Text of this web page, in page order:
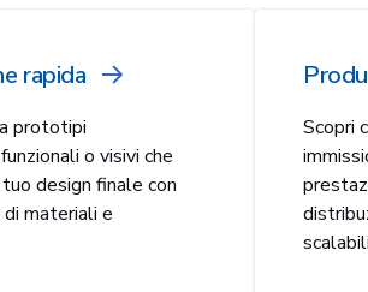
rapida
prototipi
o visivi che
design finale con
di materiali e
Scopri